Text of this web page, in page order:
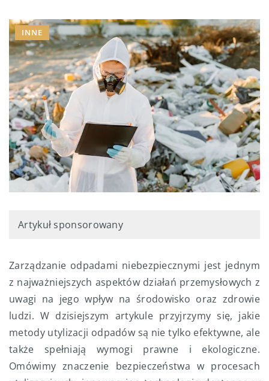
INNE
Artykuł sponsorowany
Zarządzanie odpadami niebezpiecznymi jest jednym
z najważniejszych aspektów działań przemysłowych z
uwagi na jego wpływ na środowisko oraz zdrowie
ludzi. W dzisiejszym artykule przyjrzymy się, jakie
metody utylizacji odpadów są nie tylko efektywne, ale
także spełniają wymogi prawne i ekologiczne.
Omówimy znaczenie bezpieczeństwa w procesach